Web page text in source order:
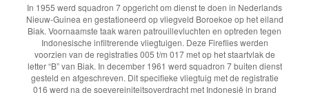
In 1955 werd squadron 7 opgericht om dienst te doen in Nederlands
Nieuw-Guinea en gestationeerd op vliegveld Boroekoe op het eiland
Biak. Voornaamste taak waren patrouillevluchten en optreden tegen
Indonesische infiltrerende vliegtuigen. Deze Fireflies werden
voorzien van de registraties 005 t/m 017 met op het staartvlak de
letter “B” van Biak. In december 1961 werd squadron 7 buiten dienst
gesteld en afgeschreven. Dit specifieke vliegtuig met de registratie
016 werd na de soevereiniteitsoverdracht met Indonesië in brand